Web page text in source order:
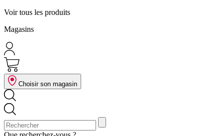
Voir tous les produits
Magasins
Choisir son magasin